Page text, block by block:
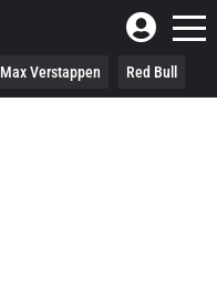
Max Verstappen Red Bull